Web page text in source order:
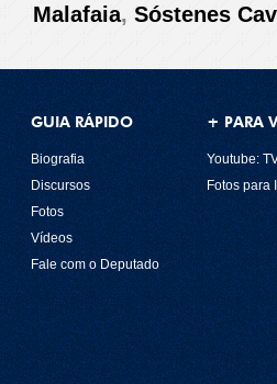
Malafaia, Sóstenes
GUIA RÁPIDO
Biografia
Discursos
Fotos
Vídeos
Fale com o Deputado
+ PARA
Youtube:
Fotos para